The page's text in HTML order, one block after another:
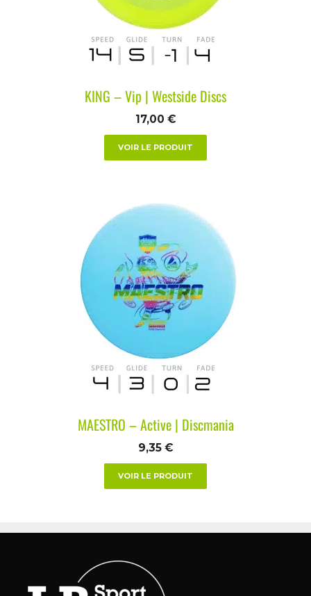
KING – Vip | Westside Discs
17,00 €
VOIR LE PRODUIT
MAESTRO – Active | Discmania
9,35 €
VOIR LE PRODUIT